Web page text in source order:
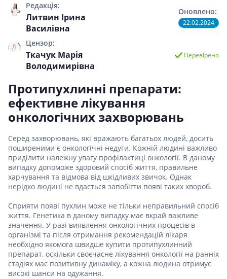
Редакція:
Литвин Ірина
Василівна
Цензор:
Ткачук Марія
Володимирівна
Оновлено:
22.02.2024
Перевірено
Протипухлинні препарати:
ефективне лікування
онкологічних захворювань
Серед захворювань, які вражають багатьох людей, досить
поширеними є онкологічні недуги. Кожній людині важливо
приділити належну увагу профілактиці онкології. В даному
випадку допоможе здоровий спосіб життя, правильне
харчування та відмова від шкідливих звичок. Однак
нерідко людині не вдається запобігти появі таких хвороб.
Сприяти появі пухлин може не тільки неправильний спосіб
життя. Генетика в даному випадку має вкрай важливе
значення. У разі виявлення онкологічних процесів в
організмі та після отримання рекомендацій лікаря
необхідно якомога швидше купити протипухлинний
препарат, оскільки своєчасне лікування онкології на ранніх
стадіях має позитивну динаміку, а кожна людина отримує
високі шанси на одужання.